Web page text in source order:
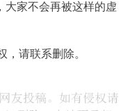
大家不会再被这样的虚
，请联系删除。